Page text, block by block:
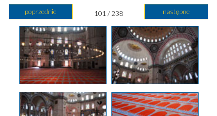
poprzednie następne
101 / 238